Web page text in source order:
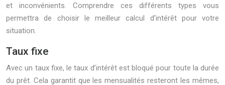
et inconvénients. Comprendre ces différents types vous
permettra de choisir le meilleur calcul d’intérêt pour votre
situation.
Taux fixe
Avec un taux fixe, le taux d’intérêt est bloqué pour toute la durée
du prêt. Cela garantit que les mensualités resteront les mêmes,